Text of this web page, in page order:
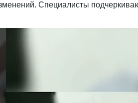
Специалисты